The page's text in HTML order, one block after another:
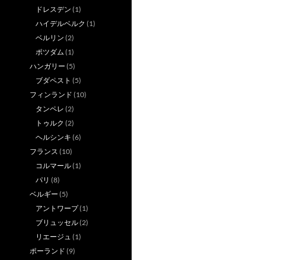
ドレスデン (1)
ハイデルベルク (1)
ベルリン (2)
ポツダム (1)
ハンガリー (5)
ブダペスト (5)
フィンランド (10)
タンペレ (2)
トゥルク (2)
ヘルシンキ (6)
フランス (10)
コルマール(1)
パリ (8)
ベルギー (5)
アントワープ(1)
ブリュッセル(2)
リエージュ (1)
ポーランド (9)